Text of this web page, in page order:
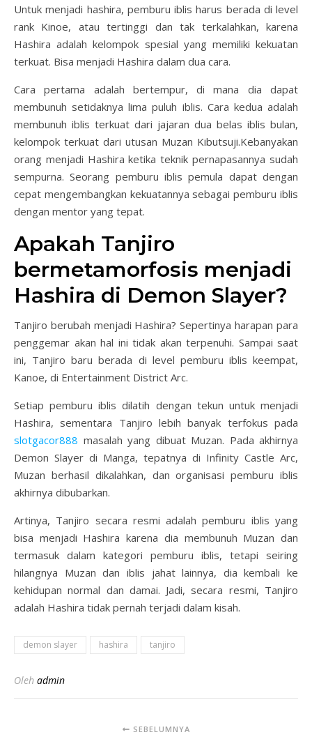
Untuk menjadi hashira, pemburu iblis harus berada di level
rank Kinoe, atau tertinggi dan tak terkalahkan, karena
Hashira adalah kelompok spesial yang memiliki kekuatan
terkuat. Bisa menjadi Hashira dalam dua cara.
Cara pertama adalah bertempur, di mana dia dapat
membunuh setidaknya lima puluh iblis. Cara kedua adalah
membunuh iblis terkuat dari jajaran dua belas iblis bulan,
kelompok terkuat dari utusan Muzan Kibutsuji.Kebanyakan
orang menjadi Hashira ketika teknik pernapasannya sudah
sempurna. Seorang pemburu iblis pemula dapat dengan
cepat mengembangkan kekuatannya sebagai pemburu iblis
dengan mentor yang tepat.
Apakah Tanjiro
bermetamorfosis menjadi
Hashira di Demon Slayer?
Tanjiro berubah menjadi Hashira? Sepertinya harapan para
penggemar akan hal ini tidak akan terpenuhi. Sampai saat
ini, Tanjiro baru berada di level pemburu iblis keempat,
Kanoe, di Entertainment District Arc.
Setiap pemburu iblis dilatih dengan tekun untuk menjadi
Hashira, sementara Tanjiro lebih banyak terfokus pada
slotgacor888 masalah yang dibuat Muzan. Pada akhirnya
Demon Slayer di Manga, tepatnya di Infinity Castle Arc,
Muzan berhasil dikalahkan, dan organisasi pemburu iblis
akhirnya dibubarkan.
Artinya, Tanjiro secara resmi adalah pemburu iblis yang
bisa menjadi Hashira karena dia membunuh Muzan dan
termasuk dalam kategori pemburu iblis, tetapi seiring
hilangnya Muzan dan iblis jahat lainnya, dia kembali ke
kehidupan normal dan damai. Jadi, secara resmi, Tanjiro
adalah Hashira tidak pernah terjadi dalam kisah.
demon slayer hashira tanjiro
Oleh admin
SEBELUMNYA